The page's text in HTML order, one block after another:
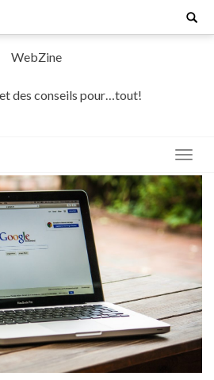
Search
WebZine
des conseils pour…tout!